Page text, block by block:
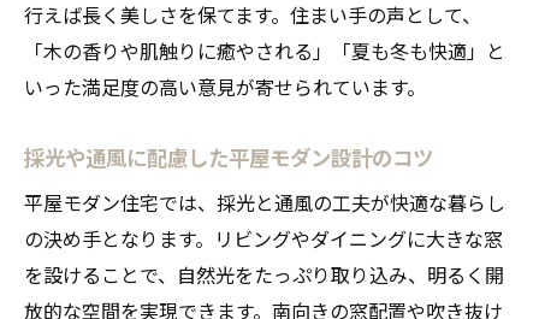
行えば長く美しさを保てます。住まい手の声として、
「木の香りや肌触りに癒やされる」「夏も冬も快適」と
いった満足度の高い意見が寄せられています。
採光や通風に配慮した平屋モダン設計のコツ
平屋モダン住宅では、採光と通風の工夫が快適な暮らし
の決め手となります。リビングやダイニングに大きな窓
を設けることで、自然光をたっぷり取り込み、明るく開
放的な空間を実現できます。南向きの窓配置や吹き抜け